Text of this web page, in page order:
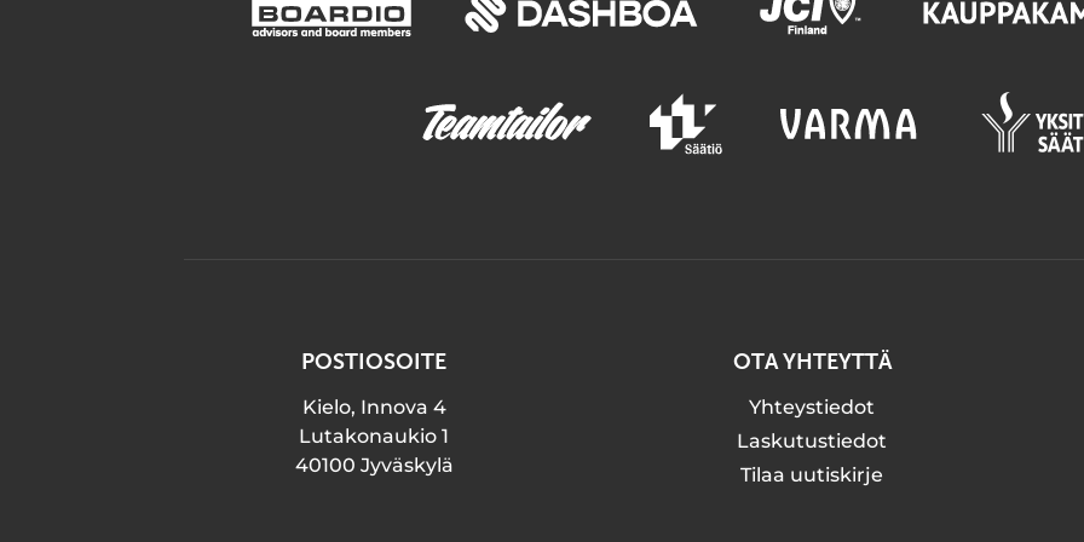
POSTIOSOITE
Kielo, Innova 4
Lutakonaukio 1
40100 Jyväskylä
OTA YHTEYTTÄ
Yhteystiedot
Laskutustiedot
Tilaa uutiskirje